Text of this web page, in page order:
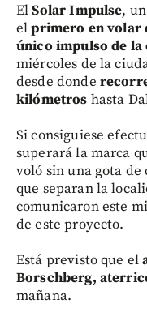
ElSolar Impulse,
elprimero en volar
único impulso de la
miércoles de la
desde donde
kilómetros hasta
Si consiguiese
superará la marca
voló sin una gota
que separan la
comunicaron este
de este proyecto.
Está previsto que el
Borschberg,
mañana.